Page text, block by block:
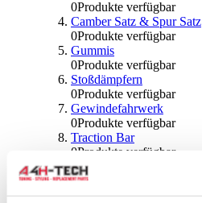
0Produkte verfügbar
Camber Satz & Spur Satz
0Produkte verfügbar
Gummis
0Produkte verfügbar
Stoßdämpfern
0Produkte verfügbar
Gewindefahrwerk
0Produkte verfügbar
Traction Bar
0Produkte verfügbar
Stabilisator & Zubehör
0Produkte verfügbar
Kugeln & Abdeckungen